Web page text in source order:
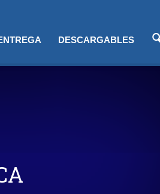
DESCARGABLES